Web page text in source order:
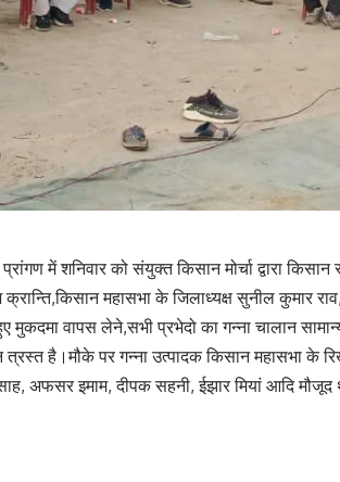
में शनिवार को संयुक्त किसान मोर्चा द्वारा
महासभा के जिलाध्यक्ष सुनील कुमार
मुकदमा वापस लेने,सभी प्रभेदो का गन्ना चालान
त्रस्त है।मौके पर गन्ना उत्पादक किसान महासभा के
अफसर इमाम, दीपक सहनी, ईझार मियां आदि मौजूद